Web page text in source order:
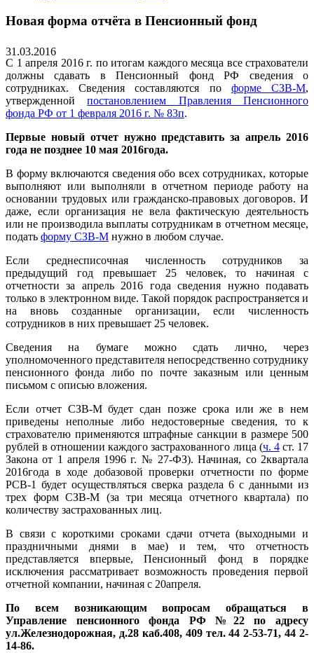
Новая форма отчёта в Пенсионный фонд
31.03.2016
С 1 апреля 2016 г. по итогам каждого месяца все страхователи
должны сдавать в Пенсионный фонд РФ сведения о
сотрудниках. Сведения составляются по форме СЗВ-М,
утвержденнойпостановлением Правления Пенсионного
фонда РФ от 1 февраля 2016 г. № 83п.
Первые новый отчет нужно представить за апрель 2016
года не позднее 10 мая 2016года.
В форму включаются сведения обо всех сотрудниках, которые
выполняют или выполняли в отчетном периоде работу на
основании трудовых или гражданско-правовых договоров. И
даже, если организация не вела фактическую деятельность
или не производила выплаты сотрудникам в отчетном месяце,
подать форму СЗВ-М нужно в любом случае.
Если среднесписочная численность сотрудников за
предыдущий год превышает 25 человек, то начиная с
отчетности за апрель 2016 года сведения нужно подавать
только в электронном виде. Такой порядок распространяется и
на вновь созданные организации, если численность
сотрудников в них превышает 25 человек.
Сведения на бумаге можно сдать лично, через
уполномоченного представителя непосредственно сотруднику
пенсионного фонда либо по почте заказным или ценным
письмом с описью вложения.
Если отчет СЗВ-М будет сдан позже срока или же в нем
приведены неполные либо недостоверные сведения, то к
страхователю применяются штрафные санкции в размере 500
рублей в отношении каждого застрахованного лица (ч. 4ст. 17
Закона от 1 апреля 1996 г. № 27-ФЗ). Начиная, со 2квартала
2016года в ходе добазовой проверки отчетности по форме
РСВ-1 будет осуществляться сверка раздела 6 с данными из
трех форм СЗВ-М (за три месяца отчетного квартала) по
количеству застрахованных лиц.
В связи с короткими сроками сдачи отчета (выходными и
праздничными днями в мае) и тем, что отчетность
представляется впервые, Пенсионный фонд в порядке
исключения рассматривает возможность проведения первой
отчетной компании, начиная с 20апреля.
По всем возникающим вопросам обращаться в
Управление пенсионного фонда РФ №22 по адресу
ул.Железнодорожная, д.28 каб.408, 409 тел. 44 2-53-71, 44 2-
14-86.